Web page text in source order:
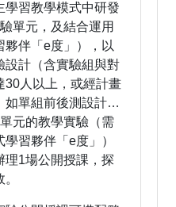
學習教學模式中研發
單元，及結合運用
夥伴「e度」），以
設計（含實驗組與對
30人以上，或經計畫
如單組前後測設計…
元的教學實驗（需
習夥伴「e度」）
理1場公開授課，探